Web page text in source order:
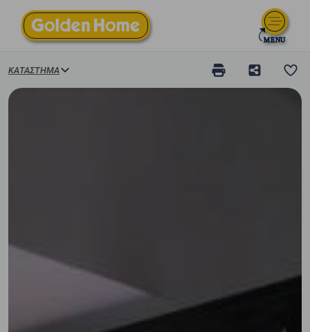
ΚΑΤΆΣΤΗΜΑ